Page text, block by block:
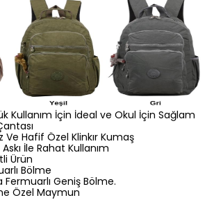
Kullanım İçin İdeal ve Okul İçin Sağlam
Ve Hafif Özel Klinkır Kumaş
İle Rahat Kullanım
Ürün
Bölme
Fermuarlı Geniş Bölme.
Özel Maymun